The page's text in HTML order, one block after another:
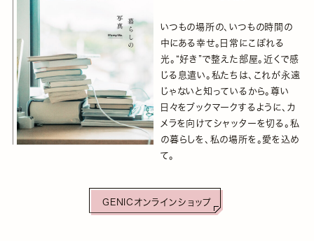
いつもの場所の、いつもの時間の
中にある幸せ。日常にこぼれる
光。“好き”で整えた部屋。近くで感
じる息遣い。私たちは、これが永遠
じゃないと知っているから。尊い
日々をブックマークするように、カ
メラを向けてシャッターを切る。私
の暮らしを、私の場所を。愛を込め
て。
GENICオンラインショップ